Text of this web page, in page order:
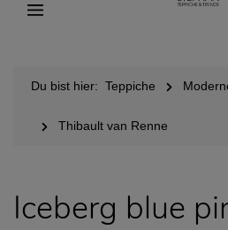
Du bist hier: Teppiche
Thibault van Renne
Iceberg blue